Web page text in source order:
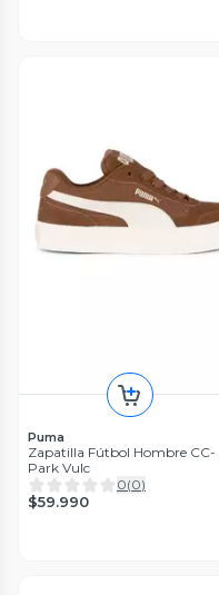
Puma
Zapatilla Fútbol Hombre CC-
Park Vulc
0(0)
$59.990